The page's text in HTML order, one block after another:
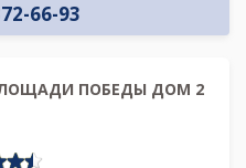
66-93
ПОБЕДЫ ДОМ 2